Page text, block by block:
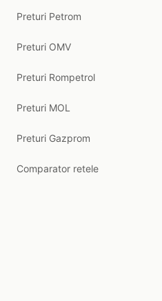
Preturi Petrom
Preturi OMV
Preturi Rompetrol
Preturi MOL
Preturi Gazprom
Comparator retele